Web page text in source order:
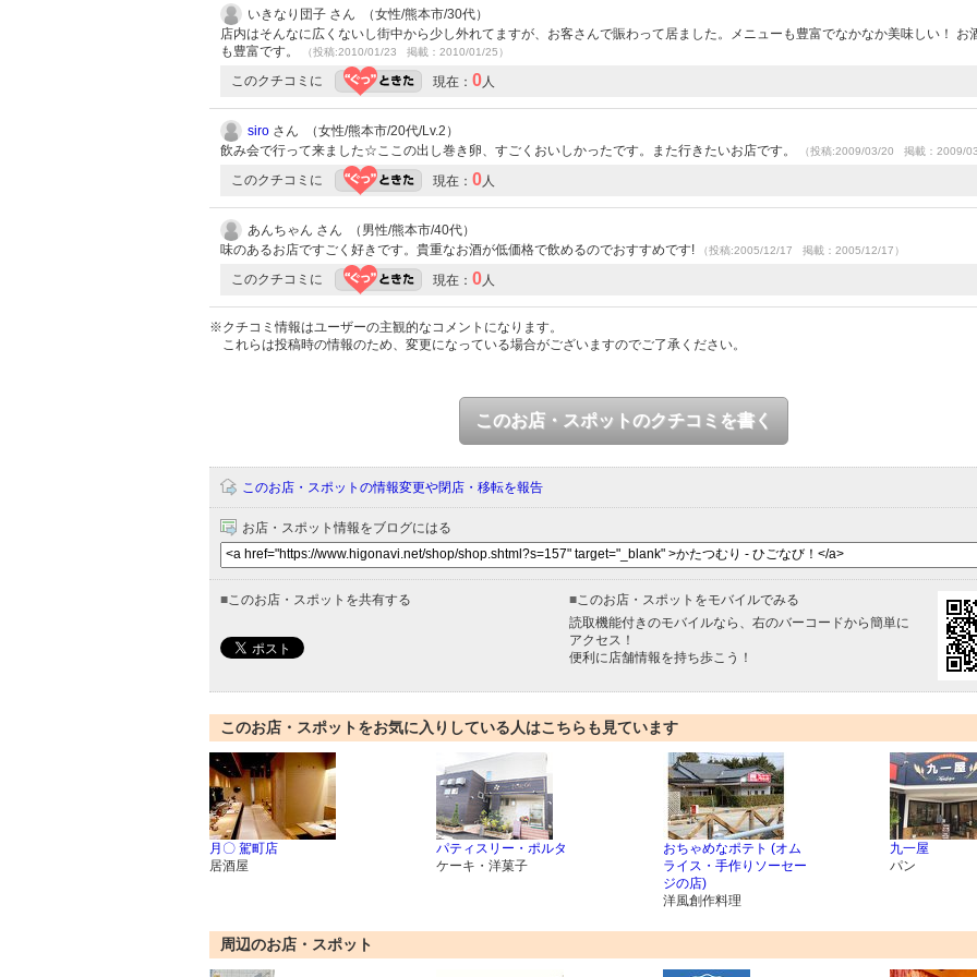
いきなり団子 さん （女性/熊本市/30代）
店内はそんなに広くないし街中から少し外れてますが、お客さんで賑わって居ました。メニューも豊富でなかなか美味しい！ お
も豊富です。
（投稿:2010/01/23 掲載：2010/01/25）
このクチコミに 現在： 0 人
siro さん （女性/熊本市/20代/Lv.2）
飲み会で行って来ました☆ここの出し巻き卵、すごくおいしかったです。また行きたいお店です。
（投稿:2009/03/20 掲載：2009/
このクチコミに 現在： 0 人
あんちゃん さん （男性/熊本市/40代）
味のあるお店ですごく好きです。貴重なお酒が低価格で飲めるのでおすすめです!
（投稿:2005/12/17 掲載：2005/12/17）
このクチコミに 現在： 0 人
※クチコミ情報はユーザーの主観的なコメントになります。
これらは投稿時の情報のため、変更になっている場合がございますのでご了承ください。
このお店・スポットのクチコミを書く
このお店・スポットの情報変更や閉店・移転を報告
お店・スポット情報をブログにはる
■ このお店・スポットを共有する ■ このお店・スポットをモバイルでみる
読取機能付きのモバイルなら、右のバーコードから簡単に
アクセス！
便利に店舗情報を持ち歩こう！
このお店・スポットをお気に入りしている人はこちらも見ています
月〇 駕町店
居酒屋
パティスリー・ポルタ
ケーキ・洋菓子
おちゃめなポテト (オム
ライス・手作りソーセー
ジの店)
洋風創作料理
九一屋
パン
周辺のお店・スポット